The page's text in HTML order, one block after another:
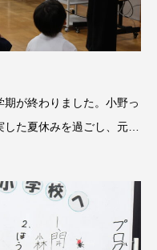
期が終わりました。小野っ
た夏休みを過ごし、元気